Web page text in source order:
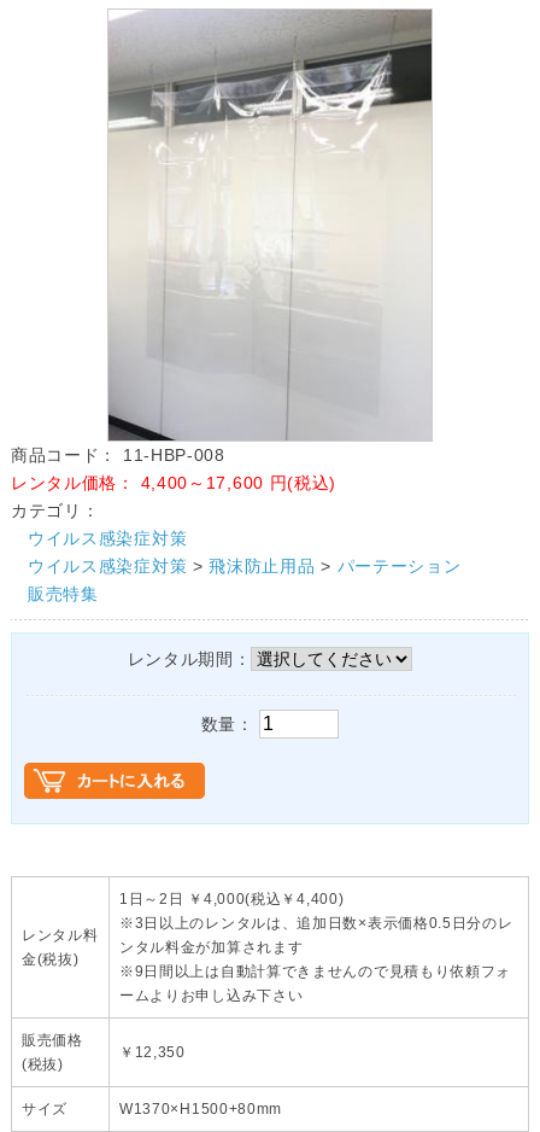
商品コード：
11-HBP-008
レンタル価格：
4,400～17,600 円(税込)
カテゴリ：
ウイルス感染症対策
ウイルス感染症対策 >飛沫防止用品 > パーテーション
販売特集
レンタル期間：
数量：
レンタル料
金(税抜)
1日～2日 ￥4,000(税込￥4,400)
※3日以上のレンタルは、追加日数×表示価格0.5日分のレ
ンタル料金が加算されます
※9日間以上は自動計算できませんので見積もり依頼フォ
ームよりお申し込み下さい
販売価格
(税抜)
￥12,350
サイズ W1370×H1500+80mm